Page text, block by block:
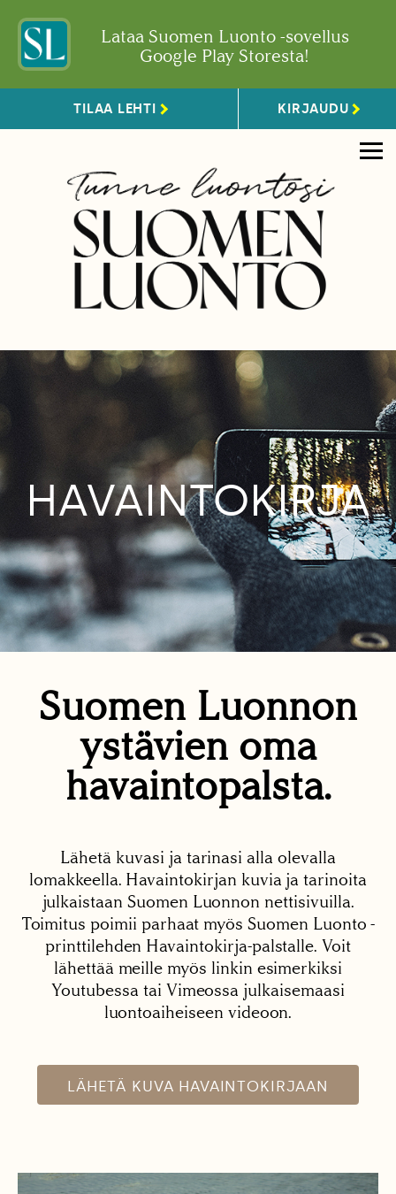
Lataa Suomen Luonto -sovellus
Google Play Storesta!
TILAA LEHTI KIRJAUDU
HAVAINTOKIRJA
Suomen Luonnon
ystävien oma
havaintopalsta.
Lähetä kuvasi ja tarinasi alla olevalla
lomakkeella. Havaintokirjan kuvia ja tarinoita
julkaistaan Suomen Luonnon nettisivuilla.
Toimitus poimii parhaat myös Suomen Luonto -
printtilehden Havaintokirja-palstalle. Voit
lähettää meille myös linkin esimerkiksi
Youtubessa tai Vimeossa julkaisemaasi
luontoaiheiseen videoon.
LÄHETÄ KUVA HAVAINTOKIRJAAN